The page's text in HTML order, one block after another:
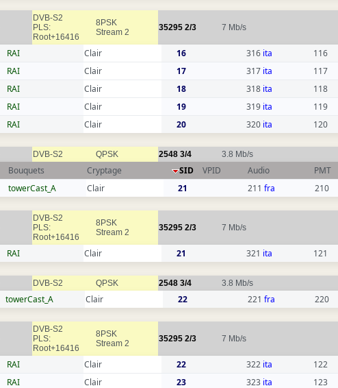
DVB-S2
PLS:
Root+16416
8PSK
Stream 2
35295 2/3 7 Mb/s
RAI Clair 16 316 ita 116
RAI Clair 17 317 ita 117
RAI Clair 18 318 ita 118
RAI Clair 19 319 ita 119
RAI Clair 20 320 ita 120
DVB-S2 QPSK 2548 3/4 3.8 Mb/s
Bouquets Cryptage SID VPID Audio PMT
towerCast_A Clair 21 211 fra 210
DVB-S2
PLS:
Root+16416
8PSK
Stream 2
35295 2/3 7 Mb/s
RAI Clair 21 321 ita 121
DVB-S2 QPSK 2548 3/4 3.8 Mb/s
towerCast_A Clair 22 221 fra 220
DVB-S2
PLS:
Root+16416
8PSK
Stream 2
35295 2/3 7 Mb/s
RAI Clair 22 322 ita 122
RAI Clair 23 323 ita 123